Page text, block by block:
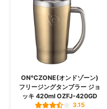
ON℃ZONE(オンドゾーン)
フリージングタンブラー ジョ
ッキ 420ml OZFJ-420GD
3.15